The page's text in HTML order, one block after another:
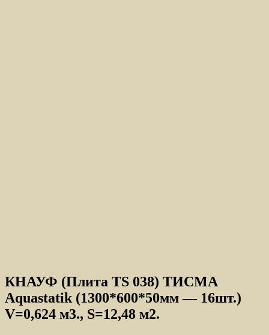
КНАУФ (Плита TS 038) ТИСМА
Aquastatik (1300*600*50мм — 16шт.)
V=0,624 м3., S=12,48 м2.